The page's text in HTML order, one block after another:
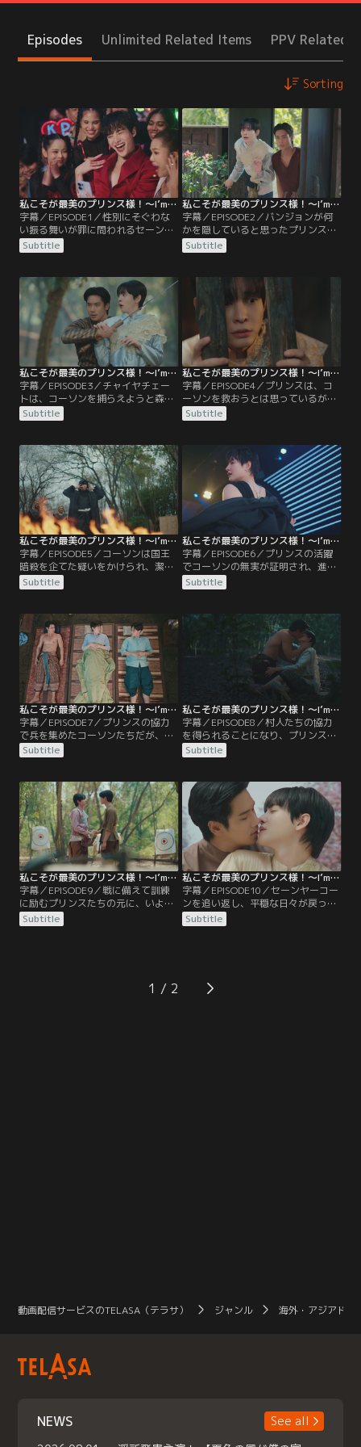
Episodes Unlimited Related Items PPV Related
Sorting
私こそが最美のプリンス様！～I’m The Most Beautiful Count～ 第01話／字幕
字幕／EPISODE1／性別にそぐわな
い振る舞いが罪に問われるセーンヤ
ー国で、自分らしく歌手活動をして
いたプリンス。ある日、プリンスは
プラ王国でウォーラデートという男
として目を覚ます。戸惑うプリンス
だが、ウォーラデートは失恋して服
毒自殺を図ったらしいと聞き…。
Subtitle
私こそが最美のプリンス様！～I’m The Most Beautiful Count～ 第02話／字幕
字幕／EPISODE2／バンジョンが何
かを隠していると思ったプリンス
は、彼の家を訪れる。すると、そこ
にはバンジョンと何かを話すコーソ
泊まれることになったプリンスは、
コーソンと2人で市場へ買い物に行
くことに。しかし、市場の人たちか
ら変な目で見られていることに気付
き…。
Subtitle
私こそが最美のプリンス様！～I’m The Most Beautiful Count～ 第03話／字幕
字幕／EPISODE3／チャイヤチェー
トは、コーソンを捕らえようと森へ
向かうウォーラデートの父について
いき、わざと足を引っ張る。一方、
とコーソンは、森を出てバンジョン
の家に隠れることにする。そこでプ
リンスは、バンジョンとウォーラデ
ートの関係について新たな情報を知
り…。
Subtitle
私こそが最美のプリンス様！～I’m The Most Beautiful Count～ 第04話／字幕
字幕／EPISODE4／プリンスは、コ
ーソンを救おうとは思っているが具
体的な策がないことをチャイヤチェ
ートから明かされる。そこで、コー
たプリンス。しかし、コーソンは逃
げることを拒否し、いくら聞いても
理由を話そうとしない。腹を立てた
プリンスは、自ら同じろう屋に入
り…。
Subtitle
私こそが最美のプリンス様！～I’m The Most Beautiful Count～ 第05話／字幕
字幕／EPISODE5／コーソンは国王
暗殺を企てた疑いをかけられ、潔白
を証明するために火渡り儀式に参加
させられることになる。そんな中、
る策を思いつく。そして儀式の日、
民衆に紛れて作戦開始を待ち構える
バンジョンたちの前に、黒装束に身
を包んだプリンスが現れ…。
Subtitle
私こそが最美のプリンス様！～I’m The Most Beautiful Count～ 第06話／字幕
字幕／EPISODE6／プリンスの活躍
でコーソンの無実が証明され、進歩
の会はシンハナコーン領を制圧す
る。そして、次は同性愛を禁止する
すべく動き始めるが、兵が集まらず
コーソンは頭を悩ませていた。そん
なコーソンから案を出すよう頼まれ
たプリンスは、ある方法を思いつ
Subtitle
私こそが最美のプリンス様！～I’m The Most Beautiful Count～ 第07話／字幕
字幕／EPISODE7／プリンスの協力
で兵を集めたコーソンたちだが、セ
ーンヤーコーンと戦うには兵力がま
だ足りず、遠くの村へ協力を頼みに
のプリンスや、プリンスに好かれよ
うとするバンジョン、さらにチャイ
ヤチェートとジェートも合流し、浮
かれる一行にいらだつコーソン
は…。
Subtitle
私こそが最美のプリンス様！～I’m The Most Beautiful Count～ 第08話／字幕
字幕／EPISODE8／村人たちの協力
を得られることになり、プリンスた
ち一行は村の宴に参加する。しか
し、踊りが苦手なコーソンは楽しげ
られず、プリンスを森へ連れ去る。
そこでコーソンはプリンスに改めて
思いを伝えて気持ちを確認するが、
あることが気になるプリンスは…。
Subtitle
私こそが最美のプリンス様！～I’m The Most Beautiful Count～ 第09話／字幕
字幕／EPISODE9／戦に備えて訓練
に励むプリンスたちの元に、いよい
よセーンヤーコーンが攻め入ってく
る。プリンスたちは少ない兵ながら
かる。一方、チャイヤチェートはセ
ーンヤーコーンと対峙することにな
Subtitle
私こそが最美のプリンス様！～I’m The Most Beautiful Count～ 第10話／字幕
字幕／EPISODE10／セーンヤーコー
ンを追い返し、平穏な日々が戻った
シンハナコーン。しかし、気に入ら
ないことがあると相変わらず乱暴な
自分の気持ちを見つめ直す。翌日、
それぞれの決心を胸に再会した2人
Subtitle
1
動画配信サービスのTELASA（テラサ） ジャンル 海外・アジアドラ
NEWS
See all